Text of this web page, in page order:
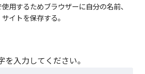
用するためブラウザーに自分の名前、
イトを保存する。
を入力してください。